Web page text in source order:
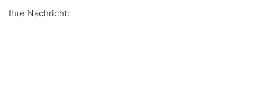
Ihre Nachricht: